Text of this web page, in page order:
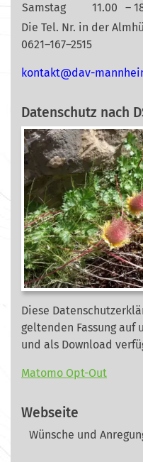
Samstag
11.00
–
Die Tel. Nr. in der
0621–167–2515
ehnna
m-vad
@tkat
nok
Datenschutz nach
Diese
geltenden Fassung auf
und als Download
Matomo Opt-Out
Webseite
Wünsche und